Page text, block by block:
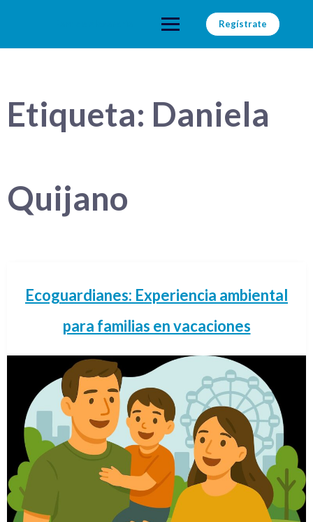
Regístrate
Etiqueta: Daniela
Quijano
Ecoguardianes: Experiencia ambiental
para familias en vacaciones